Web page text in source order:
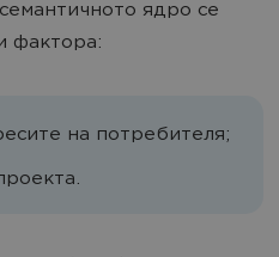
ядро се
фактора:
на потребителя;